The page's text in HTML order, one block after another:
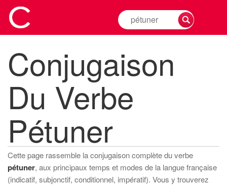
Rechercher
la
d'un
verbe
Conjugaison
Du Verbe
Pétuner
Cette page rassemble la conjugaison complète du verbe
pétuner, aux principaux temps et modes de la langue française
(indicatif, subjonctif, conditionnel, impératif). Vous y trouverez